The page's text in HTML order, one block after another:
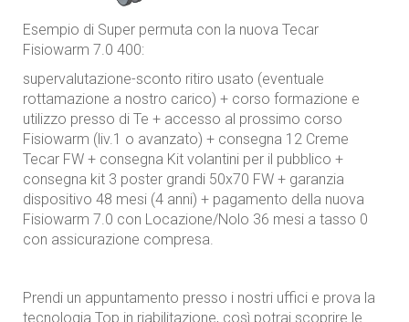
Esempio di Super permuta con la nuova Tecar
Fisiowarm 7.0 400:
supervalutazione-sconto ritiro usato (eventuale
rottamazione a nostro carico) + corso formazione e
utilizzo presso di Te + accesso al prossimo corso
Fisiowarm (liv.1 o avanzato) + consegna 12 Creme
Tecar FW + consegna Kit volantini per il pubblico +
consegna kit 3 poster grandi 50x70 FW + garanzia
dispositivo 48 mesi (4 anni) + pagamento della nuova
Fisiowarm 7.0 con Locazione/Nolo 36 mesi a tasso 0
con assicurazione compresa.
Prendi un appuntamento presso i nostri uffici e prova la
tecnologia Top in riabilitazione, così potrai scoprire le